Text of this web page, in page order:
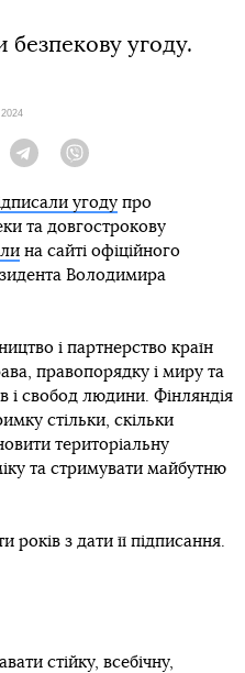
безпекову угоду.
2024
Telegram
угоду про
та довгострокову
на сайті офіційного
Володимира
і партнерство країн
правопорядку і миру та
і свобод людини. Фінляндія
стільки, скільки
територіальну
та стримувати майбутню
років з дати її підписання.
стійку, всебічну,